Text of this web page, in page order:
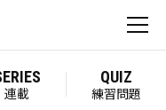
連載
QUIZ
練習問題